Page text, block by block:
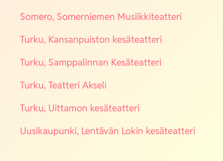
Some­ro, Somer­nie­men Musiik­ki­teat­te­ri
Tur­ku, Kan­san­puis­ton kesä­teat­te­ri
Tur­ku, Samp­pa­lin­nan Kesä­teat­te­ri
Tur­ku, Teat­te­ri Akse­li
Tur­ku, Uit­ta­mon kesä­teat­te­ri
Uusi­kau­pun­ki, Len­tä­vän Lokin kesä­teat­te­ri